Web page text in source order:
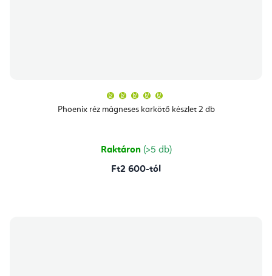
Phoenix réz mágneses karkötő készlet 2 db
átlagos
értékelése
csillag.
Raktáron (>5 db)
Ft2 600-tól